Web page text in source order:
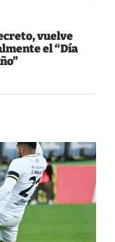
vuelve
el “Día